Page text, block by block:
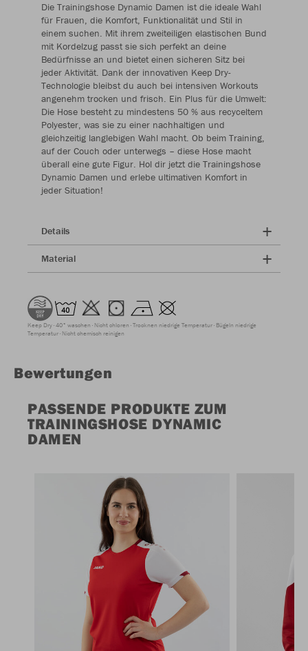
Die Trainingshose Dynamic Damen ist die ideale Wahl
für Frauen, die Komfort, Funktionalität und Stil in
einem suchen. Mit ihrem zweiteiligen elastischen Bund
mit Kordelzug passt sie sich perfekt an deine
Bedürfnisse an und bietet einen sicheren Sitz bei
jeder Aktivität. Dank der innovativen Keep Dry-
Technologie bleibst du auch bei intensiven Workouts
angenehm trocken und frisch. Ein Plus für die Umwelt:
Die Hose besteht zu mindestens 50 % aus recyceltem
Polyester, was sie zu einer nachhaltigen und
gleichzeitig langlebigen Wahl macht. Ob beim Training,
auf der Couch oder unterwegs – diese Hose macht
überall eine gute Figur. Hol dir jetzt die Trainingshose
Dynamic Damen und erlebe ultimativen Komfort in
jeder Situation!
Details
Material
Keep Dry 40° waschen Nicht chloren Trocknen niedrige Temperatur Bügeln niedrige
Temperatur Nicht chemisch reinigen
Bewertungen
PASSENDE PRODUKTE ZUM
TRAININGSHOSE DYNAMIC
DAMEN